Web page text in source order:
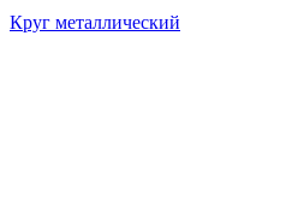
Круг металлический